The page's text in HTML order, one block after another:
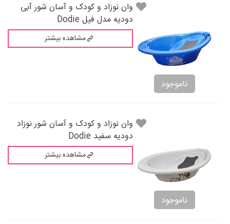
ناموجود
وان نوزاد و کودک و آسان شور آبی
دودیه مدل فیل Dodie
مشاهده بیشتر
ناموجود
وان نوزاد و کودک و آسان شور نوزاد
دودیه سفید Dodie
مشاهده بیشتر